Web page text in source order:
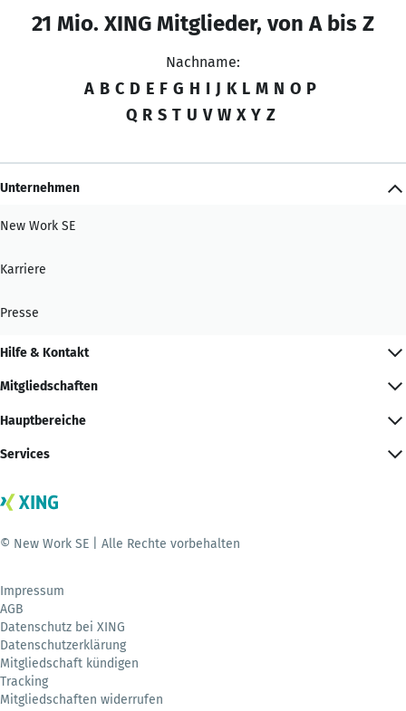
21 Mio. XING Mitglieder, von A bis Z
Nachname:
A B C D E F G H I J K L M N O P
Q R S T U V W X Y Z
Unternehmen
New Work SE
Karriere
Presse
Hilfe & Kontakt
Mitgliedschaften
Hauptbereiche
Services
© New Work SE | Alle Rechte vorbehalten
Impressum
AGB
Datenschutz bei XING
Datenschutzerklärung
Mitgliedschaft kündigen
Tracking
Mitgliedschaften widerrufen